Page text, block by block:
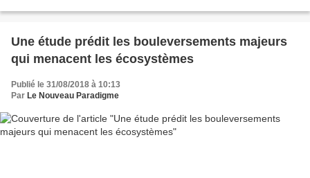
Une étude prédit les bouleversements majeurs
qui menacent les écosystèmes
Publié le 31/08/2018 à 10:13
Par Le Nouveau Paradigme